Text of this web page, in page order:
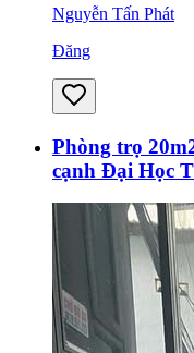
Nguyễn Tấn Phát
Đăng
Phòng trọ
cạnh Đại Học